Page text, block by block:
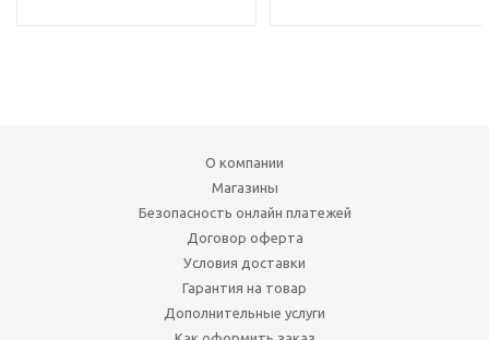
О компании
Магазины
Безопасность онлайн платежей
Договор оферта
Условия доставки
Гарантия на товар
Дополнительные услуги